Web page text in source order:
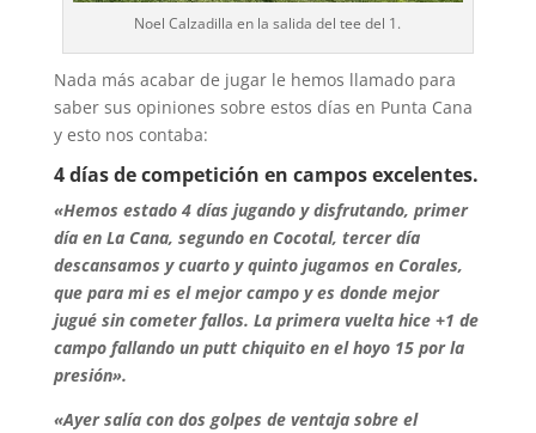
Noel Calzadilla en la salida del tee del 1.
Nada más acabar de jugar le hemos llamado para
saber sus opiniones sobre estos días en Punta Cana
y esto nos contaba:
4 días de competición en campos excelentes.
«Hemos estado 4 días jugando y disfrutando, primer
día en La Cana, segundo en Cocotal, tercer día
descansamos y cuarto y quinto jugamos en Corales,
que para mi es el mejor campo y es donde mejor
jugué sin cometer fallos. La primera vuelta hice +1 de
campo fallando un putt chiquito en el hoyo 15 por la
presión».
«Ayer salía con dos golpes de ventaja sobre el